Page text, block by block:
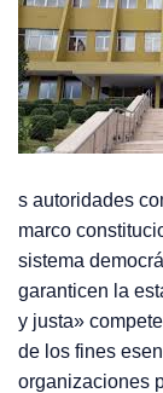
s autoridades
marco
sistema
garanticen la
y justa»
de los fines
organizaciones